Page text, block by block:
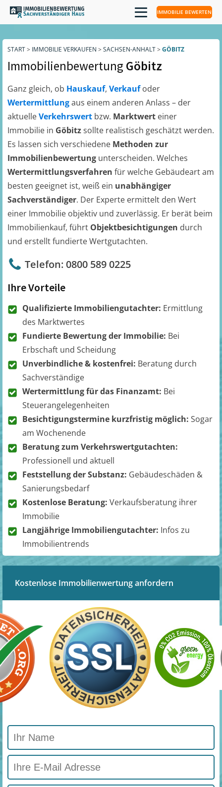
IMMOBILIE BEWERTEN
START> IMMOBILIE VERKAUFEN > SACHSEN-ANHALT> GÖBITZ
ImmobilienbewertungGöbitz
Ganz gleich, ob Hauskauf, Verkaufoder
Wertermittlungaus einem anderen Anlass – der
aktuelleVerkehrswert bzw. Marktwert einer
Immobilie in Göbitzsollte realistisch geschätzt werden.
Es lassen sich verschiedene Methoden zur
Immobilienbewertung unterscheiden. Welches
Wertermittlungsverfahren für welche Gebäudeart am
besten geeignet ist, weiß ein unabhängiger
Sachverständiger. Der Experte ermittelt den Wert
einer Immobilie objektiv und zuverlässig. Er berät beim
Immobilienkauf, führt Objektbesichtigungen durch
und erstellt fundierte Wertgutachten.
Telefon: 0800 589 0225
Ihre Vorteile
Qualifizierte Immobiliengutachter: Ermittlung
des Marktwertes
Fundierte Bewertung der Immobilie: Bei
Erbschaft und Scheidung
Unverbindliche & kostenfrei: Beratung durch
Sachverständige
Wertermittlung für das Finanzamt: Bei
Steuerangelegenheiten
Besichtigungstermine kurzfristig möglich: Sogar
am Wochenende
Beratung zum Verkehrswertgutachten:
Professionell und aktuell
Feststellung der Substanz: Gebäudeschäden &
Sanierungsbedarf
Kostenlose Beratung: Verkaufsberatung ihrer
Immobilie
Langjährige Immobiliengutachter: Infos zu
Immobilientrends
Kostenlose Immobilienwertung anfordern